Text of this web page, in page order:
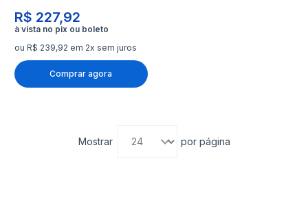
R$ 227,92
ou R$ 239,92 em 2x sem juros
Comprar agora
Mostrar por página